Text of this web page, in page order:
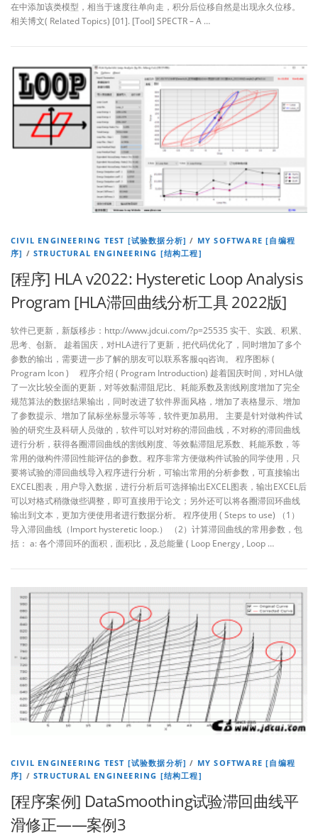
在中添加该类模型，相当于速度往单向走，积分后位移自然是出现永久位移。
相关博文( Related Topics) [01]. [Tool] SPECTR – A …
CIVIL ENGINEERING TEST [试验数据分析] / MY SOFTWARE [自编程
序] /STRUCTURAL ENGINEERING [结构工程]
[程序] HLA v2022: Hysteretic Loop Analysis
Program [HLA滞回曲线分析工具 2022版]
软件已更新，新版移步：http://www.jdcui.com/?p=25535 实干、实践、积累、
思考、创新。 趁着国庆，对HLA进行了更新，把代码优化了，同时增加了多个
参数的输出，需要进一步了解的朋友可以联系客服qq咨询。 程序图标 (
Program Icon ) 程序介绍 ( Program Introduction) 趁着国庆时间，对HLA做
了一次比较全面的更新，对等效黏滞阻尼比、耗能系数及割线刚度增加了完全
规范算法的数据结果输出，同时改进了软件界面风格，增加了表格显示、增加
了参数提示、增加了鼠标坐标显示等等，软件更加易用。 主要是针对做构件试
验的研究生及科研人员做的，软件可以对对称的滞回曲线，不对称的滞回曲线
进行分析，获得各圈滞回曲线的割线刚度、等效黏滞阻尼系数、耗能系数，等
常用的做构件滞回性能评估的参数。程序非常方便做构件试验的同学使用，只
要将试验的滞回曲线导入程序进行分析，可输出常用的分析参数，可直接输出
EXCEL图表，用户导入数据，进行分析后可选择输出EXCEL图表，输出EXCEL后
可以对格式稍微做些调整，即可直接用于论文；另外还可以将各圈滞回环曲线
输出到文本，更加方便使用者进行数据分析。 程序使用 ( Steps to use) （1）
导入滞回曲线（Import hysteretic loop.） （2）计算滞回曲线的常用参数，包
括： a: 各个滞回环的面积，面积比，及总能量 ( Loop Energy , Loop …
CIVIL ENGINEERING TEST [试验数据分析] / MY SOFTWARE [自编程
序] /STRUCTURAL ENGINEERING [结构工程]
[程序案例] DataSmoothing试验滞回曲线平
滑修正——案例3